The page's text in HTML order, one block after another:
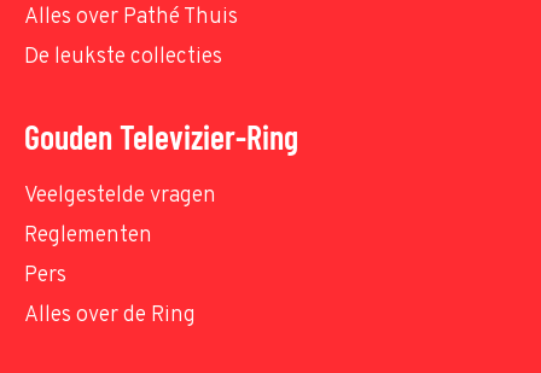
Alles over Pathé Thuis
De leukste collecties
Gouden Televizier-Ring
Veelgestelde vragen
Reglementen
Pers
Alles over de Ring